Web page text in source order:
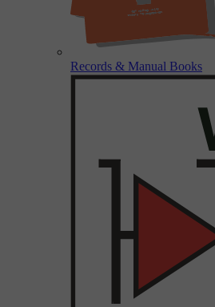
Records & Manual Books